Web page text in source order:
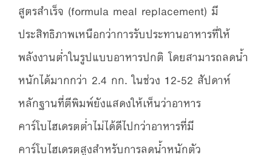
สูตรสำเร็จ (formula meal replacement) มี
ประสิทธิภาพเหนือกว่าการรับประทานอาหารที่ให้
พลังงานต่ำในรูปแบบอาหารปกติ โดยสามารถลดน้ำ
หนักได้มากกว่า 2.4 กก. ในช่วง 12-52 สัปดาห์
หลักฐานที่ตีพิมพ์ยังแสดงให้เห็นว่าอาหาร
คาร์โบไฮเดรตต่ำไม่ได้ดีไปกว่าอาหารที่มี
คาร์โบไฮเดรตสูงสำหรับการลดน้ำหนักตัว